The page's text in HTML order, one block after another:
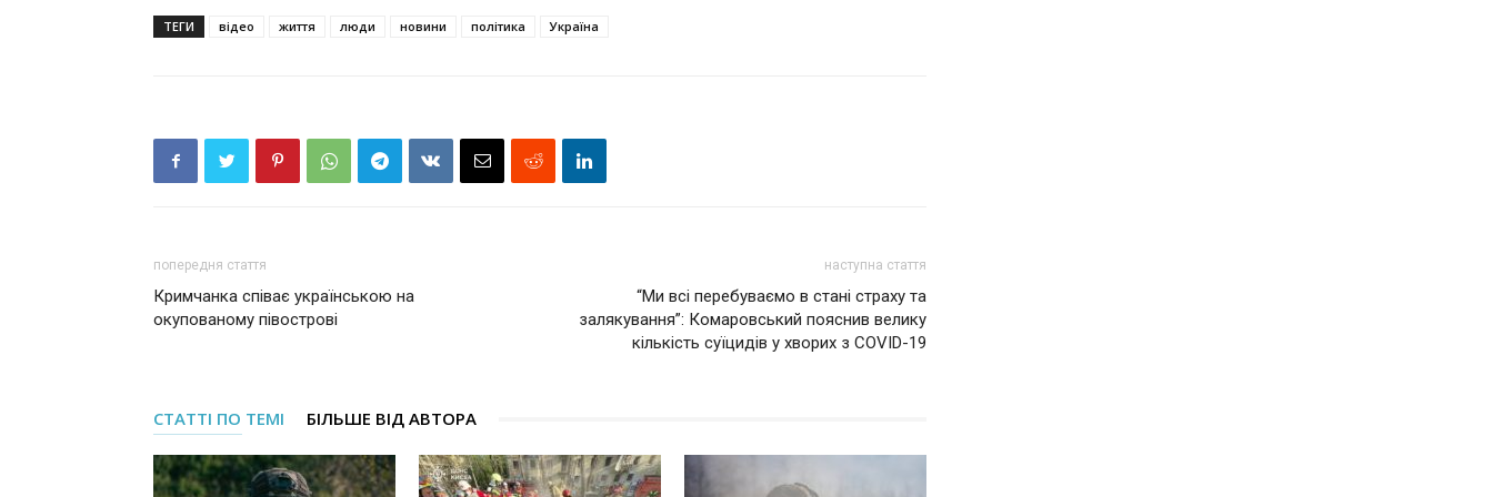
ТЕГИ відео життя люди новини політика Україна
попередня стаття
Кримчанка співає українською на
окупованому півострові
наступна стаття
“Ми всі перебуваємо в стані страху та
залякування”: Комаровський пояснив велику
кількість суїцидів у хворих з COVID-19
СТАТТІ ПО ТЕМІ БІЛЬШЕ ВІД АВТОРА